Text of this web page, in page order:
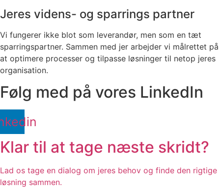
Jeres videns- og sparrings partner
Vi fungerer ikke blot som leverandør, men som en tæt
sparringspartner. Sammen med jer arbejder vi målrettet på
at optimere processer og tilpasse løsninger til netop jeres
organisation.
Følg med på vores LinkedIn
Klar til at tage næste skridt?
Lad os tage en dialog om jeres behov og finde den rigtige
løsning sammen.